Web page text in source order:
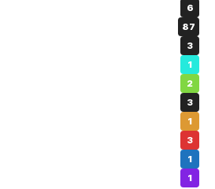
6
87
3
1
2
3
1
3
1
1